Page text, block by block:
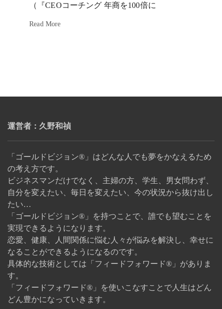
（『CEOコーチング 年商を100倍に
Read More
運営者：久野和禎
「ゴールドビジョン®」はどんな人でも夢をかなえるため
の考え方です。
ビジネスマンだけでなく、主婦の方、学生、男女問わず、
自分を変えたい、毎日を変えたい、今の状況から抜け出し
たい…
「ゴールドビジョン®」を持つことで、誰でも望むことを
実現できるようになります。
恋愛、健康、人間関係に悩む人々が悩みを解決し、幸せに
なることができるようになるのです。
具体的な技術としては「フィードフォワード®」がありま
す。
「フィードフォワード®」を使いこなすことで人生はどん
どん豊かになっていきます。